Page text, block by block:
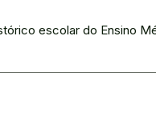
escolar do Ensino